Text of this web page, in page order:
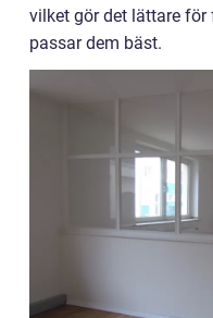
vilket gör det lättare
passar dem bäst.